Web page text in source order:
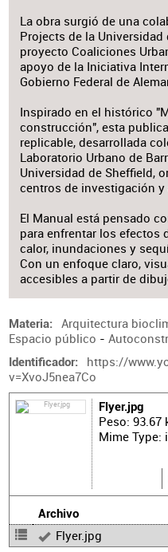
La obra surgió de una
Projects de la Universidad
proyecto Coaliciones
apoyo de la Iniciativa
Gobierno Federal de
Inspirado en el histórico
construcción", esta
replicable, desarrollada
Laboratorio Urbano de
Universidad de Sheffield,
centros de investigación
El Manual está pensado
para enfrentar los efectos
calor, inundaciones y
Con un enfoque claro,
accesibles a partir de
Materia Arquitectura
Espacio público -
Identificador
https://
v=XvoJ5nea7Co
Flyer.jpg
Peso: 93.67
Mime Type:
Archivo
Flyer.jpg